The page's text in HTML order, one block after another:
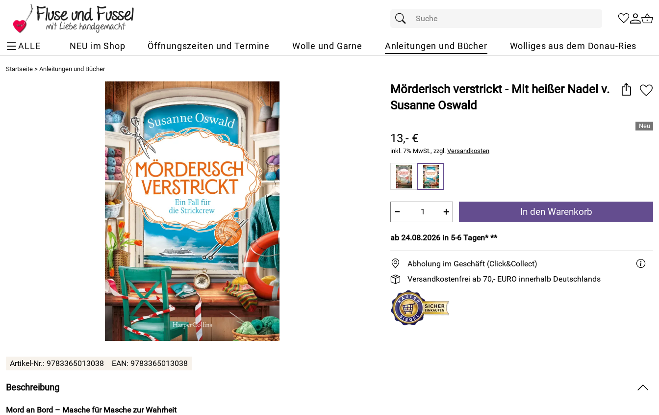
ALLE NEU im Shop Öffnungszeiten und Termine Wolle und Garne Anleitungen und Bücher Wolliges aus dem Donau-Ries
Startseite > Anleitungen und Bücher
Mörderisch verstrickt - Mit heißer Nadel v.
Susanne Oswald
13,- €
inkl. 7% MwSt., zzgl. Versandkosten
− + In den Warenkorb
ab 24.08.2026 in 5-6 Tagen* **
Abholung im Geschäft (Click&Collect)
Versandkostenfrei ab 70,- EURO innerhalb Deutschlands
Artikel-Nr.: 9783365013038 EAN: 9783365013038
Beschreibung
Mord an Bord – Masche für Masche zur Wahrheit